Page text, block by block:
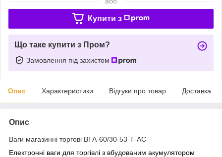
Купити з
Що таке купити з Пром?
Замовлення під захистом
Опис Характеристики Відгуки про товар Доставка
Опис
Ваги магазинні торгові ВТА-60/30-53-Т-АС
Електронні ваги для торгівлі з вбудованим акумулятором